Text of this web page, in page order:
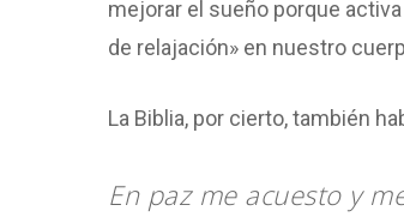
mejorar el sueño porque
de relajación» en nuestro
La Biblia, por cierto, también
En paz me acuesto y